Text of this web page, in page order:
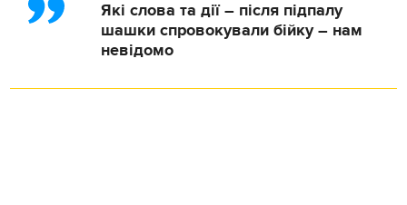
Які слова та дії – після підпалу
шашки спровокували бійку – нам
невідомо